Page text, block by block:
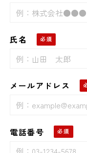
氏名
メールアドレス
電話番号